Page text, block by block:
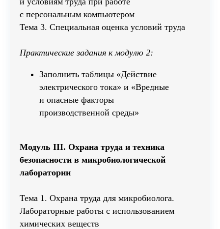
с персональным компьютером
Тема 3. Специальная оценка условий труда
Практические задания к модулю 2:
Заполнить таблицы «Действие
электрического тока» и «Вредные
и опасные факторы
производственной среды»
Модуль III. Охрана труда и техника
безопасности в микробиологической
лаборатории
Тема 1. Охрана труда для микробиолога.
Лабораторные работы с использованием
химических веществ